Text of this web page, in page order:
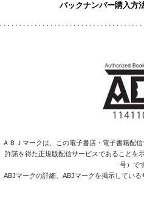
バックナンバー購入方
ＡＢＪマークは、この電子書店・電子書籍配
許諾を得た正規版配信サービスであることを
号）で
ABJマークの詳細、ABJマークを掲示している